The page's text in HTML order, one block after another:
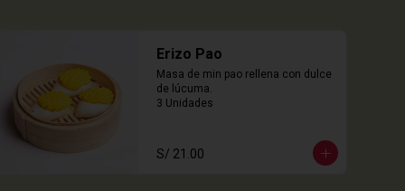
Erizo Pao
Masa de min pao rellena con dulce
de lúcuma.
3 Unidades
S/ 21.00